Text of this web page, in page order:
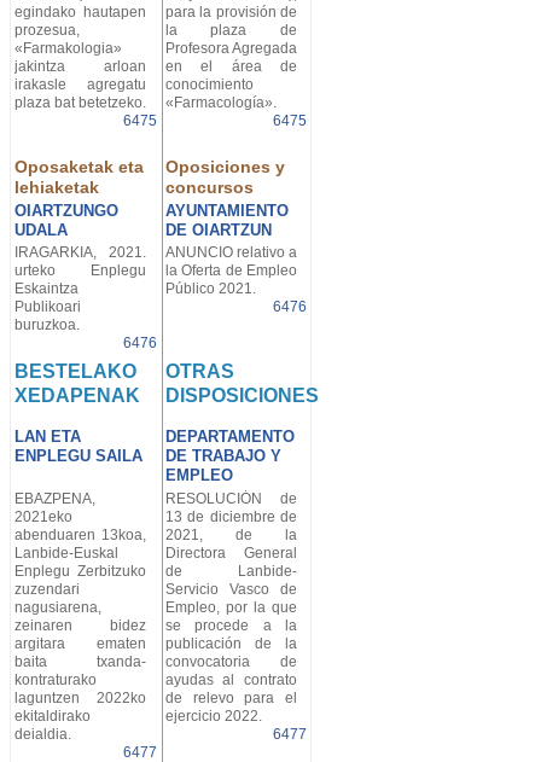
egindako hautapen
prozesua,
«Farmakologia»
jakintza arloan
irakasle agregatu
plaza bat betetzeko.
6475
para la provisión de
la plaza de
Profesora Agregada
en el área de
conocimiento
«Farmacología».
6475
Oposaketak eta
lehiaketak
OIARTZUNGO
UDALA
Oposiciones y
concursos
AYUNTAMIENTO
DE OIARTZUN
IRAGARKIA, 2021.
urteko Enplegu
Eskaintza
Publikoari
buruzkoa.
6476
ANUNCIO relativo a
la Oferta de Empleo
Público 2021.
6476
BESTELAKO
XEDAPENAK
LAN ETA
ENPLEGU SAILA
OTRAS
DISPOSICIONES
DEPARTAMENTO
DE TRABAJO Y
EMPLEO
EBAZPENA,
2021eko
abenduaren 13koa,
Lanbide-Euskal
Enplegu Zerbitzuko
zuzendari
nagusiarena,
zeinaren bidez
argitara ematen
baita txanda-
kontraturako
laguntzen 2022ko
ekitaldirako
deialdia.
6477
RESOLUCIÓN de
13 de diciembre de
2021, de la
Directora General
de Lanbide-
Servicio Vasco de
Empleo, por la que
se procede a la
publicación de la
convocatoria de
ayudas al contrato
de relevo para el
ejercicio 2022.
6477